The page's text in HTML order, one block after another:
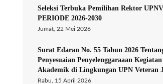
Seleksi Terbuka Pemilihan Rektor
PERIODE 2026-2030
Jumat, 22 Mei 2026
Surat Edaran No. 55 Tahun 2026
Penyesuaian Penyelenggaraaan Kegiatan
Akademik di Lingkungan UPN Veteran
Rabu, 15 April 2026